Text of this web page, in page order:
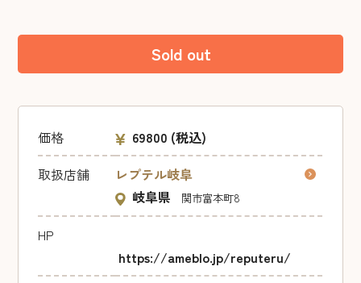
Sold out
価格 69800 (税込)
取扱店舗
レプテル岐阜
岐阜県
関市富本町8
HP
https://ameblo.jp/reputeru/